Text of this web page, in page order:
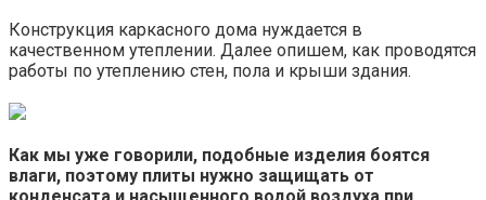
Конструкция каркасного дома нуждается в
качественном утеплении. Далее опишем, как проводятся
работы по утеплению стен, пола и крыши здания.
Как мы уже говорили, подобные изделия боятся
влаги, поэтому плиты нужно защищать от